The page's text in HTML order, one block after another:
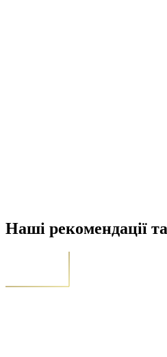
Наші рекомендації